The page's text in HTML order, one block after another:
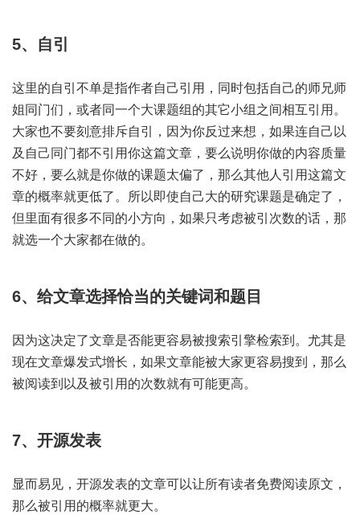
5、自引
这里的自引不单是指作者自己引用，同时包括自己的师兄师
姐同门们，或者同一个大课题组的其它小组之间相互引用。
大家也不要刻意排斥自引，因为你反过来想，如果连自己以
及自己同门都不引用你这篇文章，要么说明你做的内容质量
不好，要么就是你做的课题太偏了，那么其他人引用这篇文
章的概率就更低了。所以即使自己大的研究课题是确定了，
但里面有很多不同的小方向，如果只考虑被引次数的话，那
就选一个大家都在做的。
6、给文章选择恰当的关键词和题目
因为这决定了文章是否能更容易被搜索引擎检索到。尤其是
现在文章爆发式增长，如果文章能被大家更容易搜到，那么
被阅读到以及被引用的次数就有可能更高。
7、开源发表
显而易见，开源发表的文章可以让所有读者免费阅读原文，
那么被引用的概率就更大。